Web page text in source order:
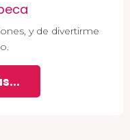
y de divertirme